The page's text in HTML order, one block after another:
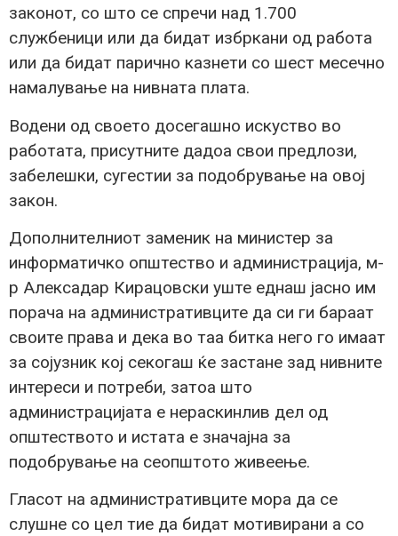
законот, со што се спречи над 1.700
службеници или да бидат избркани од работа
или да бидат парично казнети со шест месечно
намалување на нивната плата.
Водени од своето досегашно искуство во
работата, присутните дадоа свои предлози,
забелешки, сугестии за подобрување на овој
закон.
Дополнителниот заменик на министер за
информатичко општество и администрација, м-
р Алексадар Кирацовски уште еднаш јасно им
порача на административците да си ги бараат
своите права и дека во таа битка него го имаат
за сојузник кој секогаш ќе застане зад нивните
интереси и потреби, затоа што
администрацијата е нераскинлив дел од
општеството и истата е значајна за
подобрување на сеопштото живеење.
Гласот на административците мора да се
слушне со цел тие да бидат мотивирани а со